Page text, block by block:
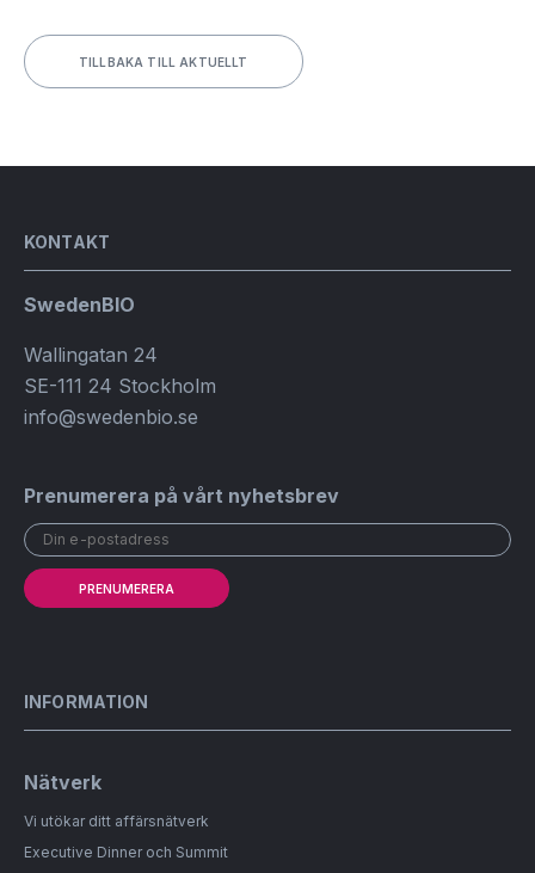
TILLBAKA TILL AKTUELLT
KONTAKT
SwedenBIO
Wallingatan 24
SE-111 24 Stockholm
info@swedenbio.se
Prenumerera på vårt nyhetsbrev
PRENUMERERA
INFORMATION
Nätverk
Vi utökar ditt affärsnätverk
Executive Dinner och Summit